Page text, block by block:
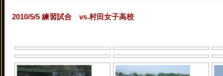
2010/5/5 練習試合 vs.村田女子高校